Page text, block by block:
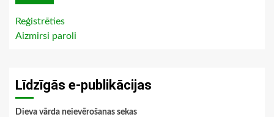
Reģistrēties
Aizmirsi paroli
Līdzīgās e-publikācijas
Dieva vārda neievērošanas sekas